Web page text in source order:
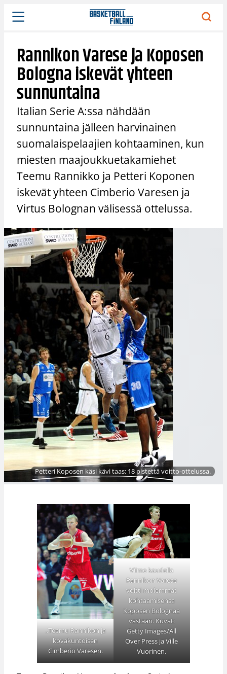
Siirry
sisältöön
Rannikon Varese ja Koposen
Bologna iskevät yhteen
sunnuntaina
Italian Serie A:ssa nähdään
sunnuntaina jälleen harvinainen
suomalaispelaajien kohtaaminen, kun
miesten maajoukkuetakamiehet
Teemu Rannikko ja Petteri Koponen
iskevät yhteen Cimberio Varesen ja
Virtus Bolognan välisessä ottelussa.
Petteri Koposen käsi kävi taas: 18 pistettä voitto-ottelussa.
..Teemu Rannikon ja
kovakuntoisen
Cimberio Varesen.
Viime kaudella
Rannikon Varese
voitti molemmat
kohtaamisensa
Koposen Bolognaa
vastaan. Kuvat:
Getty Images/All
Over Press ja Ville
Vuorinen.